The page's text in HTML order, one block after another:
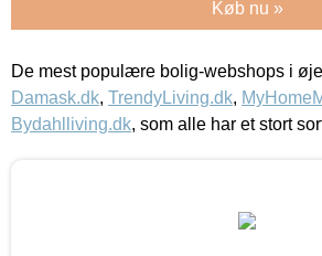
Køb nu »
De mest populære bolig-webshops i
Damask.dk, TrendyLiving.dk,
Bydahlliving.dk, som alle har et stort